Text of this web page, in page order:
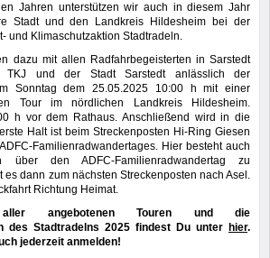
Jahren unterstützen wir auch in diesem Jahr
Stadt und den Landkreis Hildesheim bei der
und Klimaschutzaktion Stadtradeln.
dazu mit allen Radfahrbegeisterten in Sarstedt
TKJ und der Stadt Sarstedt anlässlich der
Sonntag dem 25.05.2025 10:00 h mit einer
Tour im nördlichen Landkreis Hildesheim.
h vor dem Rathaus. Anschließend wird in die
Halt ist beim Streckenposten Hi-Ring Giesen
Familienradwandertages. Hier besteht auch
den ADFC-Familienradwandertag zu
es dann zum nächsten Streckenposten nach Asel.
Richtung Heimat.
angebotenen Touren und die
des Stadtradelns 2025 findest Du unter hier.
jederzeit anmelden!